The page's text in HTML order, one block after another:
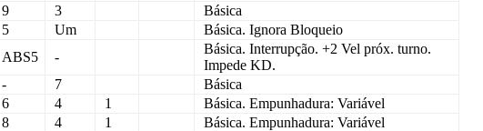
9 3
Básica
5 Um Básica. Ignora Bloqueio
ABS5 -
Básica. Interrupção. +2 Vel próx. turno.
Impede KD.
- 7
Básica
6 4 1
Básica. Empunhadura: Variável
8 4 1
Básica. Empunhadura: Variável